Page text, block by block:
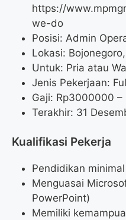
https://
we-do
Posisi: Admin
Lokasi:
Untuk: Pria atau
Jenis Pekerjaan:
Gaji: Rp3000000 –
Terakhir: 31
Kualifikasi Pekerja
Pendidikan
Menguasai
PowerPoint)
Memiliki